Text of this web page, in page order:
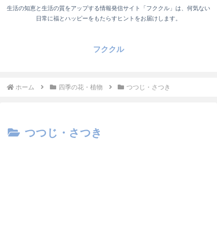
生活の知恵と生活の質をアップする情報発信サイト「フククル」は、何気ない
日常に福とハッピーをもたらすヒントをお届けします。
フククル
ホーム 四季の花・植物 つつじ・さつき
つつじ・さつき